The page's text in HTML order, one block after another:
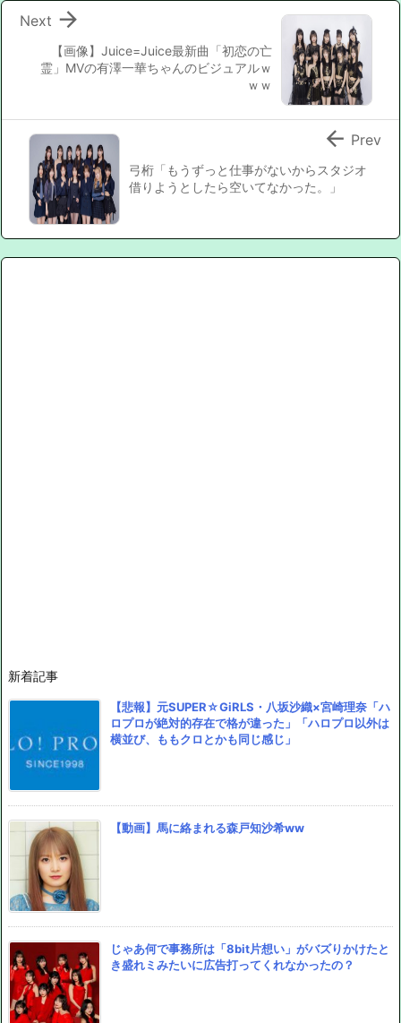
【画像】Juice=Juice最新曲「初恋の亡
霊」MVの有澤一華ちゃんのビジュアルｗ
ｗｗ

Next
弓桁「もうずっと仕事がないからスタジオ
借りようとしたら空いてなかった。」
 Prev
新着記事
【悲報】元SUPER☆GiRLS・八坂沙織×宮崎理奈「ハ
ロプロが絶対的存在で格が違った」「ハロプロ以外は
横並び、ももクロとかも同じ感じ」
【動画】馬に絡まれる森戸知沙希ww
じゃあ何で事務所は「8bit片想い」がバズりかけたと
き盛れミみたいに広告打ってくれなかったの？